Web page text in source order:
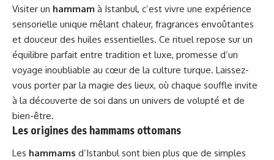
Visiter un hammam à Istanbul, c’est vivre une expérience
sensorielle unique mêlant chaleur, fragrances envoûtantes
et douceur des huiles essentielles. Ce rituel repose sur un
équilibre parfait entre tradition et luxe, promesse d’un
voyage inoubliable au cœur de la culture turque. Laissez-
vous porter par la magie des lieux, où chaque souffle invite
à la découverte de soi dans un univers de volupté et de
bien-être.
Les origines des hammams ottomans
Les hammams d’Istanbul sont bien plus que de simples